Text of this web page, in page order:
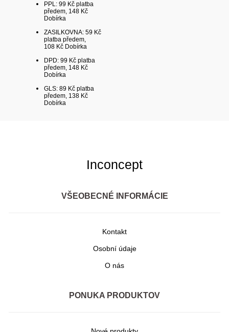
PPL: 99 Kč platba
předem, 148 Kč
Dobírka
ZASILKOVNA: 59 Kč
platba předem,
108 Kč Dobírka
DPD: 99 Kč platba
předem, 148 Kč
Dobírka
GLS: 89 Kč platba
předem, 138 Kč
Dobírka
Inconcept
VŠEOBECNÉ INFORMÁCIE
Kontakt
Osobní údaje
O nás
PONUKA PRODUKTOV